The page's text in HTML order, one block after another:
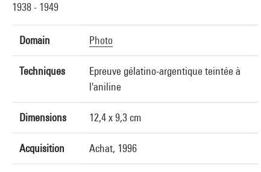
1938 - 1949
Domain Photo
Techniques
Epreuve gélatino-argentique teintée à
l'aniline
Dimensions 12,4 x 9,3 cm
Acquisition Achat, 1996